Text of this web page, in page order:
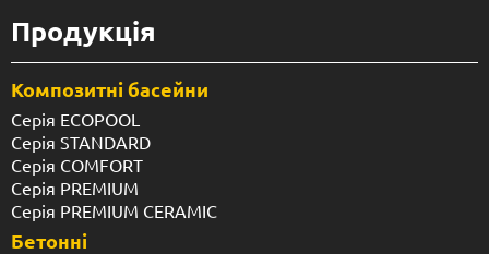
Продукція
Композитні басейни
Серія ECOPOOL
Серія STANDARD
Серія COMFORT
Серія PREMIUM
Серія PREMIUM CERAMIC
Бетонні